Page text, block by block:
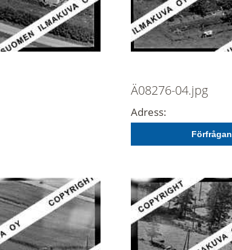
Ä08276-04.jpg
Adress:
Förfrågan